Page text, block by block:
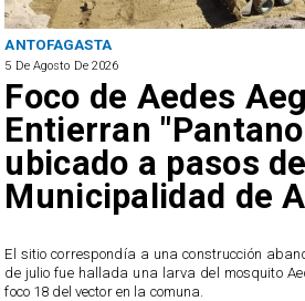
ANTOFAGASTA
5 De Agosto De 2026
Foco de Aedes
Entierran
ubicado a pasos
Municipalidad de
El sitio correspondía a una construcción
de julio fue hallada una larva del mosquito
foco 18 del vector en la comuna.